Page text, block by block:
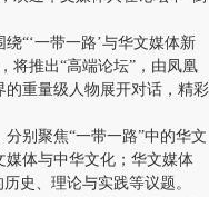
“‘一带一路’与华文媒体新
将推出“高端论坛”，由凤凰
重量级人物展开对话，精彩
别聚焦“一带一路”中的华文
体与中华文化；华文媒体
史、理论与实践等议题。